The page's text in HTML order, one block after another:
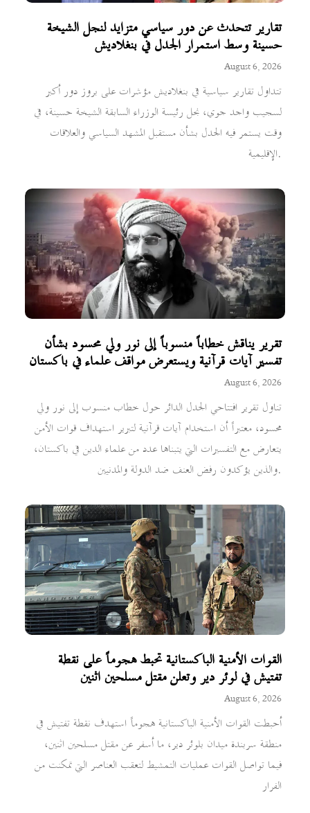
تقارير تتحدث عن دور سياسي متزايد لنجل الشيخة
حسينة وسط استمرار الجدل في بنغلاديش
August 6, 2026
تتداول تقارير سياسية في بنغلاديش مؤشرات على بروز دور أكبر
لسجيب واجد جوي، نجل رئيسة الوزراء السابقة الشيخة حسينة، في
وقت يستمر فيه الجدل بشأن مستقبل المشهد السياسي والعلاقات
الإقليمية.
تقرير يناقش خطاباً منسوباً إلى نور ولي محسود بشأن
تفسير آيات قرآنية ويستعرض مواقف علماء في باكستان
August 6, 2026
تناول تقرير افتتاحي الجدل الدائر حول خطاب منسوب إلى نور ولي
محسود، معتبراً أن استخدام آيات قرآنية لتبرير استهداف قوات الأمن
يتعارض مع التفسيرات التي يتبناها عدد من علماء الدين في باكستان،
والذين يؤكدون رفض العنف ضد الدولة والمدنيين.
القوات الأمنية الباكستانية تحبط هجوماً على نقطة
تفتيش في لوئر دير وتعلن مقتل مسلحين اثنين
August 6, 2026
أحبطت القوات الأمنية الباكستانية هجوماً استهدف نقطة تفتيش في
منطقة سربندة ميدان بلوئر دير، ما أسفر عن مقتل مسلحين اثنين،
فيما تواصل القوات عمليات التمشيط لتعقب العناصر التي تمكنت من
الفرار